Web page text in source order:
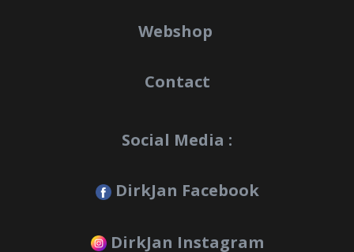
Webshop
Contact
Social Media :
DirkJan Facebook
DirkJan Instagram